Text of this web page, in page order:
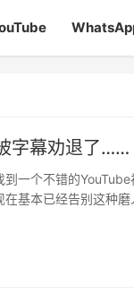
字幕劝退了……
一个不错的
基本已经告别这种